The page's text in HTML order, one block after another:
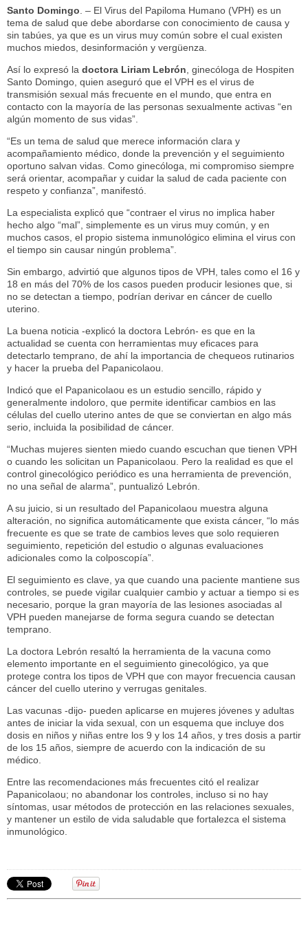
Santo Domingo . – El Virus del Papiloma Humano (VPH) es un
tema de salud que debe abordarse con conocimiento de causa y
sin tabúes, ya que es un virus muy común sobre el cual existen
muchos miedos, desinformación y vergüenza.
Así lo expresó la doctora Liriam Lebrón , ginecóloga de Hospiten
Santo Domingo, quien aseguró que el VPH es el virus de
transmisión sexual más frecuente en el mundo, que entra en
contacto con la mayoría de las personas sexualmente activas “en
algún momento de sus vidas”.
“Es un tema de salud que merece información clara y
acompañamiento médico, donde la prevención y el seguimiento
oportuno salvan vidas. Como ginecóloga, mi compromiso siempre
será orientar, acompañar y cuidar la salud de cada paciente con
respeto y confianza”, manifestó.
La especialista explicó que “contraer el virus no implica haber
hecho algo “mal”, simplemente es un virus muy común, y en
muchos casos, el propio sistema inmunológico elimina el virus con
el tiempo sin causar ningún problema”.
Sin embargo, advirtió que algunos tipos de VPH, tales como el 16 y
18 en más del 70% de los casos pueden producir lesiones que, si
no se detectan a tiempo, podrían derivar en cáncer de cuello
uterino.
La buena noticia -explicó la doctora Lebrón- es que en la
actualidad se cuenta con herramientas muy eficaces para
detectarlo temprano, de ahí la importancia de chequeos rutinarios
y hacer la prueba del Papanicolaou.
Indicó que el Papanicolaou es un estudio sencillo, rápido y
generalmente indoloro, que permite identificar cambios en las
células del cuello uterino antes de que se conviertan en algo más
serio, incluida la posibilidad de cáncer.
“Muchas mujeres sienten miedo cuando escuchan que tienen VPH
o cuando les solicitan un Papanicolaou. Pero la realidad es que el
control ginecológico periódico es una herramienta de prevención,
no una señal de alarma”, puntualizó Lebrón.
A su juicio, si un resultado del Papanicolaou muestra alguna
alteración, no significa automáticamente que exista cáncer, “lo más
frecuente es que se trate de cambios leves que solo requieren
seguimiento, repetición del estudio o algunas evaluaciones
adicionales como la colposcopía”.
El seguimiento es clave, ya que cuando una paciente mantiene sus
controles, se puede vigilar cualquier cambio y actuar a tiempo si es
necesario, porque la gran mayoría de las lesiones asociadas al
VPH pueden manejarse de forma segura cuando se detectan
temprano.
La doctora Lebrón resaltó la herramienta de la vacuna como
elemento importante en el seguimiento ginecológico, ya que
protege contra los tipos de VPH que con mayor frecuencia causan
cáncer del cuello uterino y verrugas genitales.
Las vacunas -dijo- pueden aplicarse en mujeres jóvenes y adultas
antes de iniciar la vida sexual, con un esquema que incluye dos
dosis en niños y niñas entre los 9 y los 14 años, y tres dosis a partir
de los 15 años, siempre de acuerdo con la indicación de su
médico.
Entre las recomendaciones más frecuentes citó el realizar
Papanicolaou; no abandonar los controles, incluso si no hay
síntomas, usar métodos de protección en las relaciones sexuales,
y mantener un estilo de vida saludable que fortalezca el sistema
inmunológico.